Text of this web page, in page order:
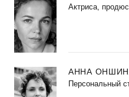
Актриса,
АННА
Персональный